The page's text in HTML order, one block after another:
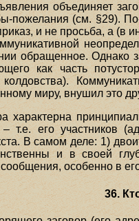
объединяет
пожелания (см. §29).
и не просьба, а (в
обращенное. Однако
как часть
миру, внушил это
характерна
– т.е. его участников
В самом деле: 1)
и в своей
особенно в
36.